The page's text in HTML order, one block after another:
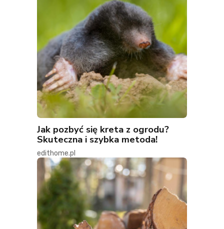
Jak pozbyć się kreta z ogrodu?
Skuteczna i szybka metoda!
edithome.pl